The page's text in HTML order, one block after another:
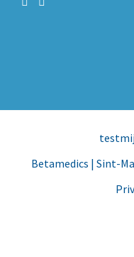
Betamedics | Sint-